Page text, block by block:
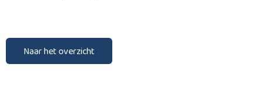
Naar het overzicht